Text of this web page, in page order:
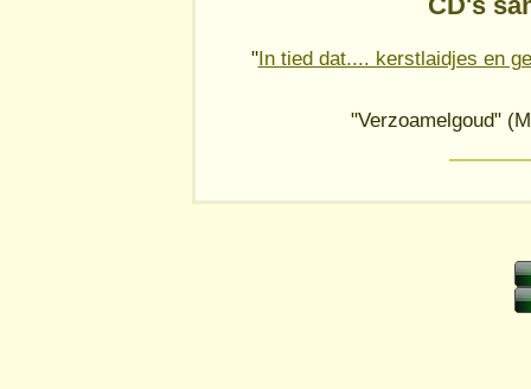
"In tied dat.... kerstlaidjes en
"Verzoamelgoud"